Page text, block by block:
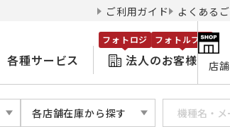
ご利用ガイド よくある
各種サービス 法人のお客様
フォトロジ フォトルプロ
店
各店舗在庫から探す